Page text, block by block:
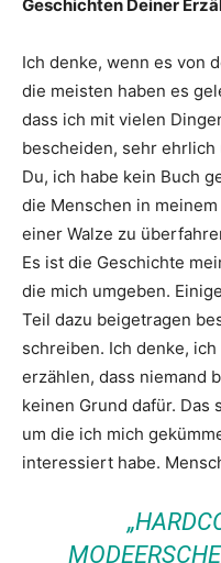
Geschichten Deiner
Ich denke, wenn es von
die meisten haben es
dass ich mit vielen
bescheiden, sehr
Du, ich habe kein Buch
die Menschen in
einer Walze zu
Es ist die Geschichte
die mich umgeben.
Teil dazu beigetragen
schreiben. Ich denke,
erzählen, dass niemand
keinen Grund dafür. Das
um die ich mich
interessiert habe.